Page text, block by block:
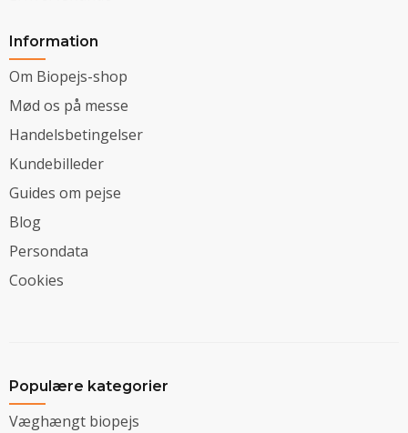
Information
Om Biopejs-shop
Mød os på messe
Handelsbetingelser
Kundebilleder
Guides om pejse
Blog
Persondata
Cookies
Populære kategorier
Væghængt biopejs